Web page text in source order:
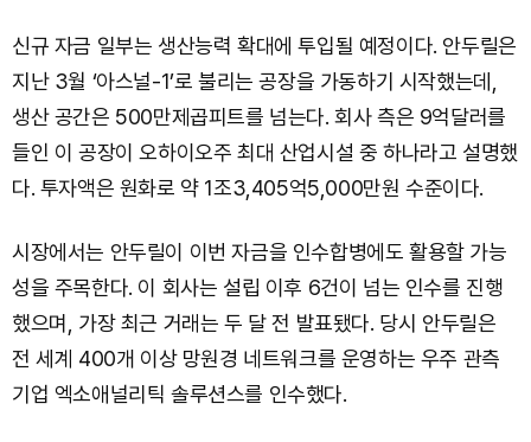
신규 자금 일부는 생산능력 확대에 투입될 예정이다. 안두릴은
지난 3월 ‘아스널-1’로 불리는 공장을 가동하기 시작했는데,
생산 공간은 500만제곱피트를 넘는다. 회사 측은 9억달러를
들인 이 공장이 오하이오주 최대 산업시설 중 하나라고 설명했
다. 투자액은 원화로 약 1조3,405억5,000만원 수준이다.
시장에서는 안두릴이 이번 자금을 인수합병에도 활용할 가능
성을 주목한다. 이 회사는 설립 이후 6건이 넘는 인수를 진행
했으며, 가장 최근 거래는 두 달 전 발표됐다. 당시 안두릴은
전 세계 400개 이상 망원경 네트워크를 운영하는 우주 관측
기업 엑소애널리틱 솔루션스를 인수했다.